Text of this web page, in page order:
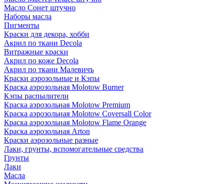
Масло Сонет штучно
Наборы масла
Пигменты
Краски для декора, хобби
Акрил по ткани Decola
Витражные краски
Акрил по коже Decola
Акрил по ткани Малевичъ
Краски аэрозольные и Кэпы
Краска аэрозольная Molotow Burner
Кэпы распылители
Краска аэрозольная Molotow Premium
Краска аэрозольная Molotow Coversall Color
Краска аэрозольная Molotow Flame Orange
Краска аэрозольная Arton
Краски аэрозольные разные
Лаки, грунты, вспомогательные средства
Грунты
Лаки
Масла